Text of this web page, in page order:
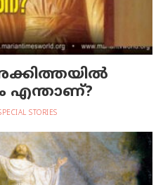
എന്താണ്?
STORIES